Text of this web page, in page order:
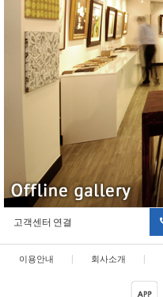
고객센터 연결
이용안내 | 회사소개 |